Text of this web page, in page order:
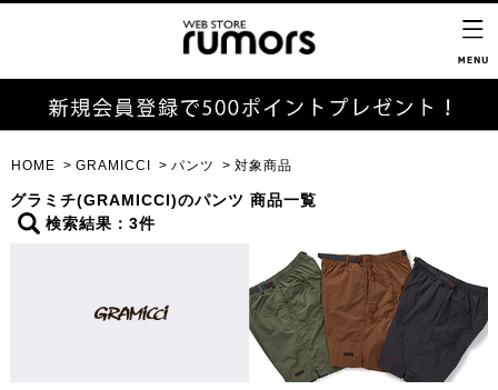
HOME GRAMICCI パンツ 対象商品
グラミチ(GRAMICCI)のパンツ 商品一覧
検索結果：3件